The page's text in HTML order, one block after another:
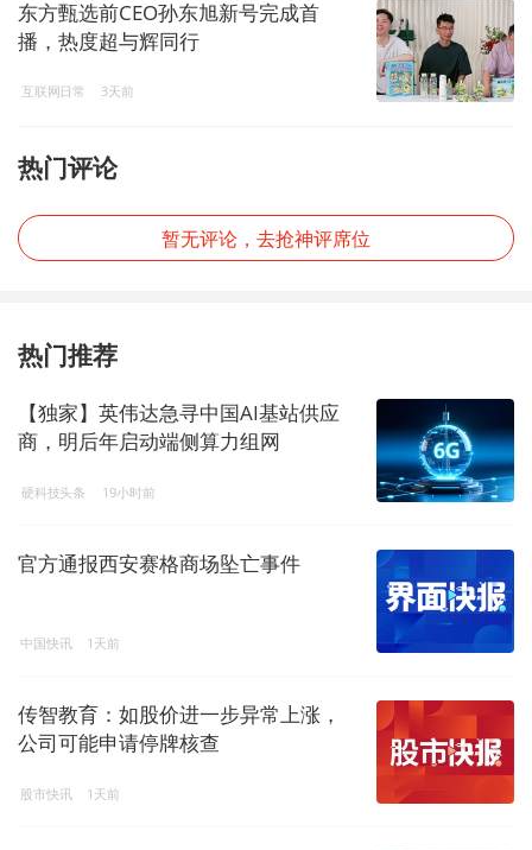
东方甄选前CEO孙东旭新号完成首
播，热度超与辉同行
互联网日常 3天前
热门评论
暂无评论，去抢神评席位
热门推荐
【独家】英伟达急寻中国AI基站供应
商，明后年启动端侧算力组网
硬科技头条 19小时前
官方通报西安赛格商场坠亡事件
中国快讯 1天前
传智教育：如股价进一步异常上涨，
公司可能申请停牌核查
股市快讯 1天前